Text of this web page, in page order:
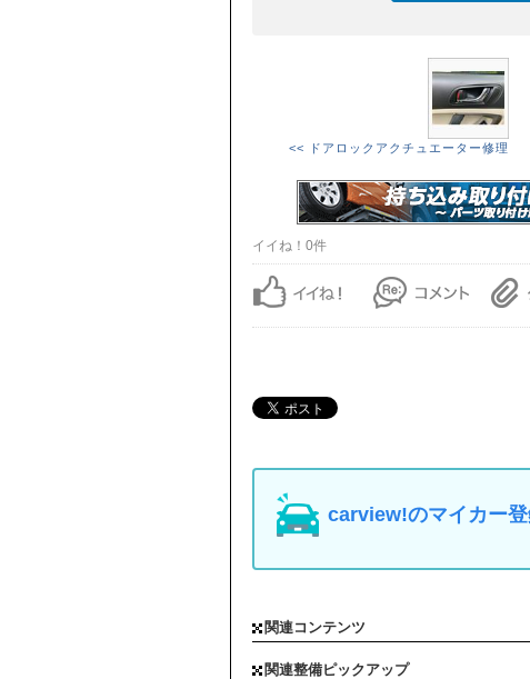
<< ドアロックアクチュエーター修理
イイね！0件
carview!のマイカー
関連コンテンツ
関連整備ピックアップ